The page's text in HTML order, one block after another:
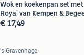
Wok en koekenpan set
Royal van Kempen &
€ 17,49
's-Gravenhage